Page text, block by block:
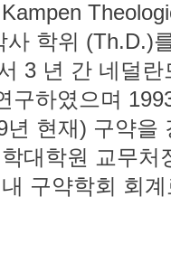
학위 (Th.D.)
3 년 간 네덜
구하였으며
년 현재) 구약
대학원 교무
구약학회 회